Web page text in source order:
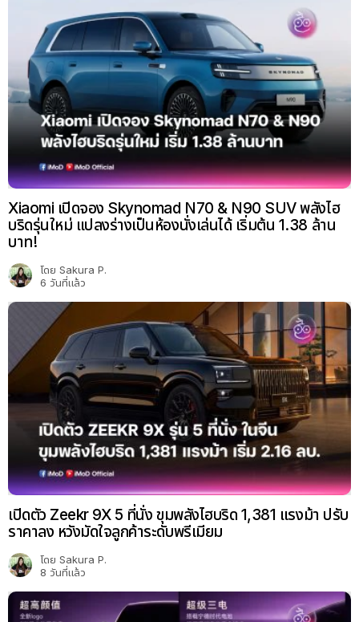
Xiaomi เปิดจอง Skynomad N70 & N90 SUV พลังไฮ
บริดรุ่นใหม่ แปลงร่างเป็นห้องนั่งเล่นได้ เริ่มต้น 1.38 ล้าน
บาท!
โดย Sakura P.
6 วันที่แล้ว
เปิดตัว Zeekr 9X 5 ที่นั่ง ขุมพลังไฮบริด 1,381 แรงม้า ปรับ
ราคาลง หวังมัดใจลูกค้าระดับพรีเมียม
โดย Sakura P.
8 วันที่แล้ว